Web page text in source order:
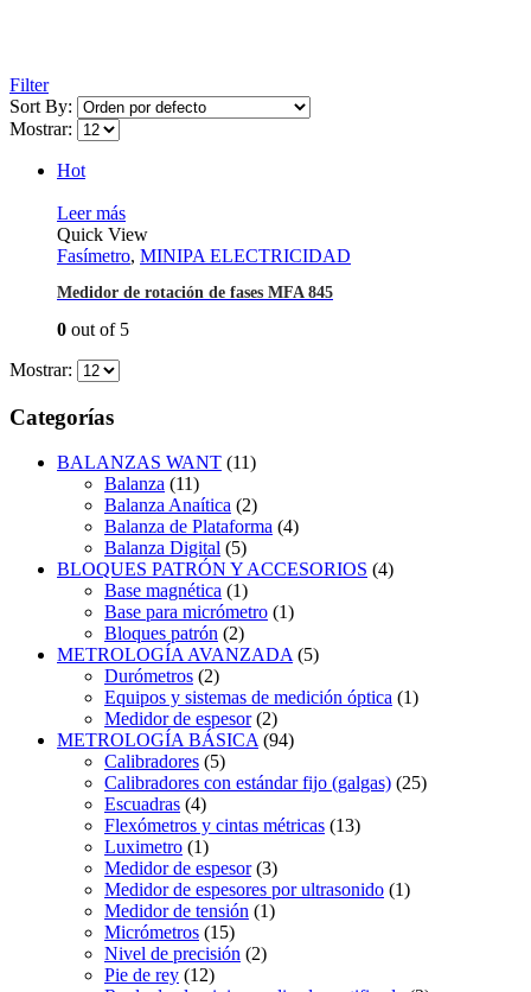
Filter
Sort By:
Mostrar:
Hot
Leer más
Quick View
Fasímetro, MINIPA ELECTRICIDAD
Medidor de rotación de fases MFA 845
0 out of 5
Mostrar:
Categorías
BALANZAS WANT (11)
Balanza (11)
Balanza Anaítica (2)
Balanza de Plataforma (4)
Balanza Digital (5)
BLOQUES PATRÓN Y ACCESORIOS (4)
Base magnética (1)
Base para micrómetro (1)
Bloques patrón (2)
METROLOGÍA AVANZADA (5)
Durómetros (2)
Equipos y sistemas de medición óptica (1)
Medidor de espesor (2)
METROLOGÍA BÁSICA (94)
Calibradores (5)
Calibradores con estándar fijo (galgas) (25)
Escuadras (4)
Flexómetros y cintas métricas (13)
Luximetro (1)
Medidor de espesor (3)
Medidor de espesores por ultrasonido (1)
Medidor de tensión (1)
Micrómetros (15)
Nivel de precisión (2)
Pie de rey (12)